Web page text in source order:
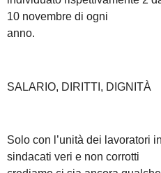
10 novembre di ogni
anno.
SALARIO, DIRITTI, DIGNITÀ
Solo con l’unità dei lavoratori
sindacati veri e non corrotti